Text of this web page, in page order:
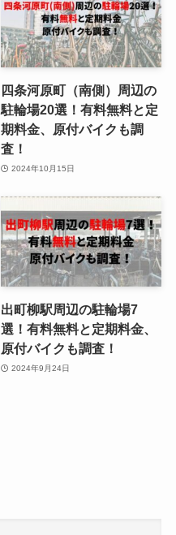
四条河原町（南側）周辺の
駐輪場20選！有料無料と定
期料金、原付バイクも調
査！
2024年10月15日
出町柳駅周辺の駐輪場7
選！有料無料と定期料金、
原付バイクも調査！
2024年9月24日